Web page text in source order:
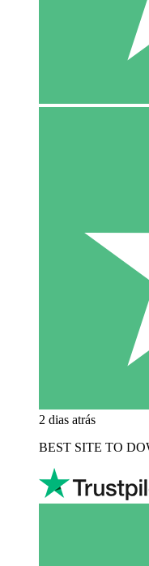
2 dias atrás
BEST SITE TO